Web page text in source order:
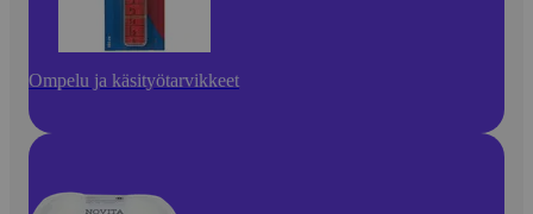
Ompelu ja käsityötarvikkeet